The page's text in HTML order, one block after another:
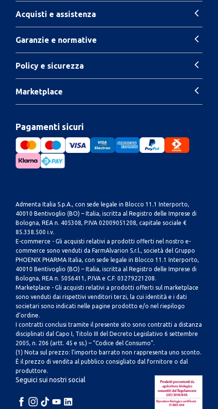
Acquisti e assistenza
Garanzie e normative
Policy e sicurezza
Marketplace
Pagamenti sicuri
Admenta Italia S.p.A., con sede legale in Blocco 11.1 Interporto,
40010 Bentivoglio (BO) – Italia, iscritta al Registro delle Imprese di
Bologna, REA n. 405308, P.IVA 02009051208, capitale sociale €
85.338.500 i.v.
E-commerce - Gli acquisti relativi a prodotti offerti nel nostro e-
commerce sono venduti da FarmAlvarion S.r.l., società del Gruppo
PHOENIX PHARMA Italia, con sede legale in Blocco 11.1 Interporto,
40010 Bentivoglio (BO) – Italia, iscritta al Registro delle Imprese di
Bologna, REA n. 5056411, P.IVA e C.F. 03279221208.
Marketplace - Gli acquisti relativi a prodotti offerti sul marketplace
sono venduti dai rispettivi venditori terzi, la cui identità e i dati
societari sono indicati nelle pagine prodotto e/o nel riepilogo
d’ordine.
I contratti conclusi tramite il presente sito sono contratti a distanza
disciplinati dal Capo I, Titolo III del Decreto Legislativo 6 settembre
2005, n. 206 (artt. 45 e ss.) – “Codice del Consumo”.
(1) Nota sul prezzo: l’importo barrato non rappresenta uno sconto.
È il prezzo di vendita al pubblico consigliato dal fornitore o dal
produttore.
Seguici sui nostri social